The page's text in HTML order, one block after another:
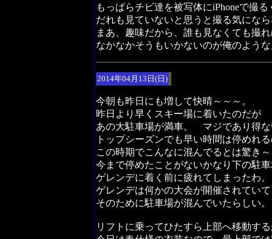
もっぱらチビ達を被写体にiPhoneで撮る
だれも見ていないと思うと撮る気にな
まあ、趣味だから、誰も見なくても撮
なかなかそうもいかないのが俺のよう
2014年04月13日(日)
今朝も昨日にも増して快晴～～～。
昨日より早くスキー場に着いたのだが
あの大駐車場が満車。 マジであり得
トップシーズンでも早い時間は停めれ
この時期でこんなに混んでるとは驚き
今まで停めたことがないかなり下の駐
ゲレンデに着く前に疲れてしまったわ。
ゲレンデは何かの大会が開催されていて
そのために駐車場が混んでいたらしい。
リフトに乗ってひたすら上部へ移動す